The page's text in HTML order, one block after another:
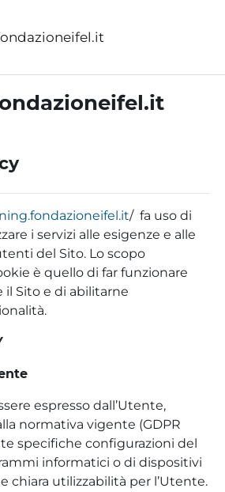
/ fa uso di
i servizi alle esigenze e alle
del Sito. Lo scopo
è quello di far funzionare
Sito e di abilitarne
espresso dall’Utente,
normativa vigente (GDPR
specifiche configurazioni del
informatici o di dispositivi
chiara utilizzabilità per l’Utente.